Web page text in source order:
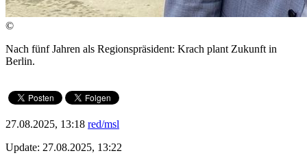
©
Nach fünf Jahren als Regionspräsident: Krach plant Zukunft in
Berlin.
27.08.2025, 13:18 red/msl
Update: 27.08.2025, 13:22